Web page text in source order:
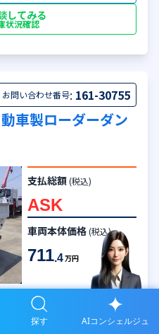
してみる
状況確認
お問い合わせ番号: 161-30755
車製ローダーダン
支払総額 (税込)
ASK
車両本体価格 (税込)
711.4万円
走行 92
積載 3,900
探す AIコンシェルジュ